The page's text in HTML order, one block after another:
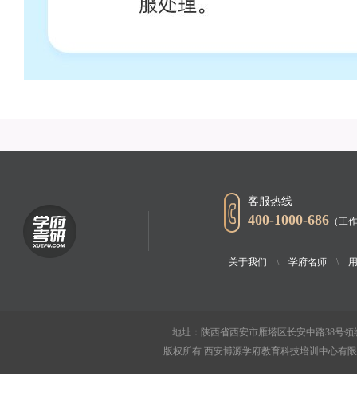
客服热线
400-1000-686 （工
关于我们 \ 学府名师 \
地址：陕西省西安市雁塔区长安中路38号
版权所有 西安博源学府教育科技培训中心有